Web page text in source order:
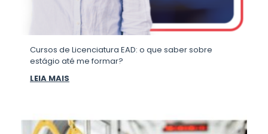
Cursos de Licenciatura EAD: o que saber sobre
estágio até me formar?
LEIA MAIS